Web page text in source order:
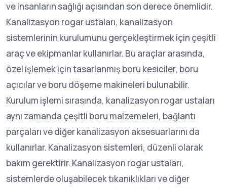
ve insanların sağlığı açısından son derece önemlidir.
Kanalizasyon rogar ustaları, kanalizasyon
sistemlerinin kurulumunu gerçekleştirmek için çeşitli
araç ve ekipmanlar kullanırlar. Bu araçlar arasında,
özel işlemek için tasarlanmış boru kesiciler, boru
açıcılar ve boru döşeme makineleri bulunabilir.
Kurulum işlemi sırasında, kanalizasyon rogar ustaları
aynı zamanda çeşitli boru malzemeleri, bağlantı
parçaları ve diğer kanalizasyon aksesuarlarını da
kullanırlar. Kanalizasyon sistemleri, düzenli olarak
bakım gerektirir. Kanalizasyon rogar ustaları,
sistemlerde oluşabilecek tıkanıklıkları ve diğer